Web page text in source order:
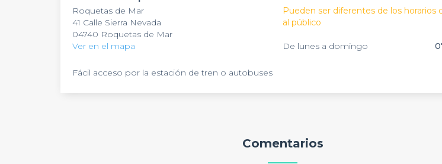
Roquetas de Mar
41 Calle Sierra Nevada
04740 Roquetas de Mar
Ver en el mapa
Fácil acceso por la estación de tren o autobuses
Pueden ser diferentes de los horarios
al público
De lunes a domingo
Comentarios